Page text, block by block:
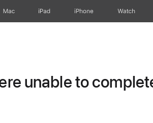
Mac iPad iPhone Watch
unable to